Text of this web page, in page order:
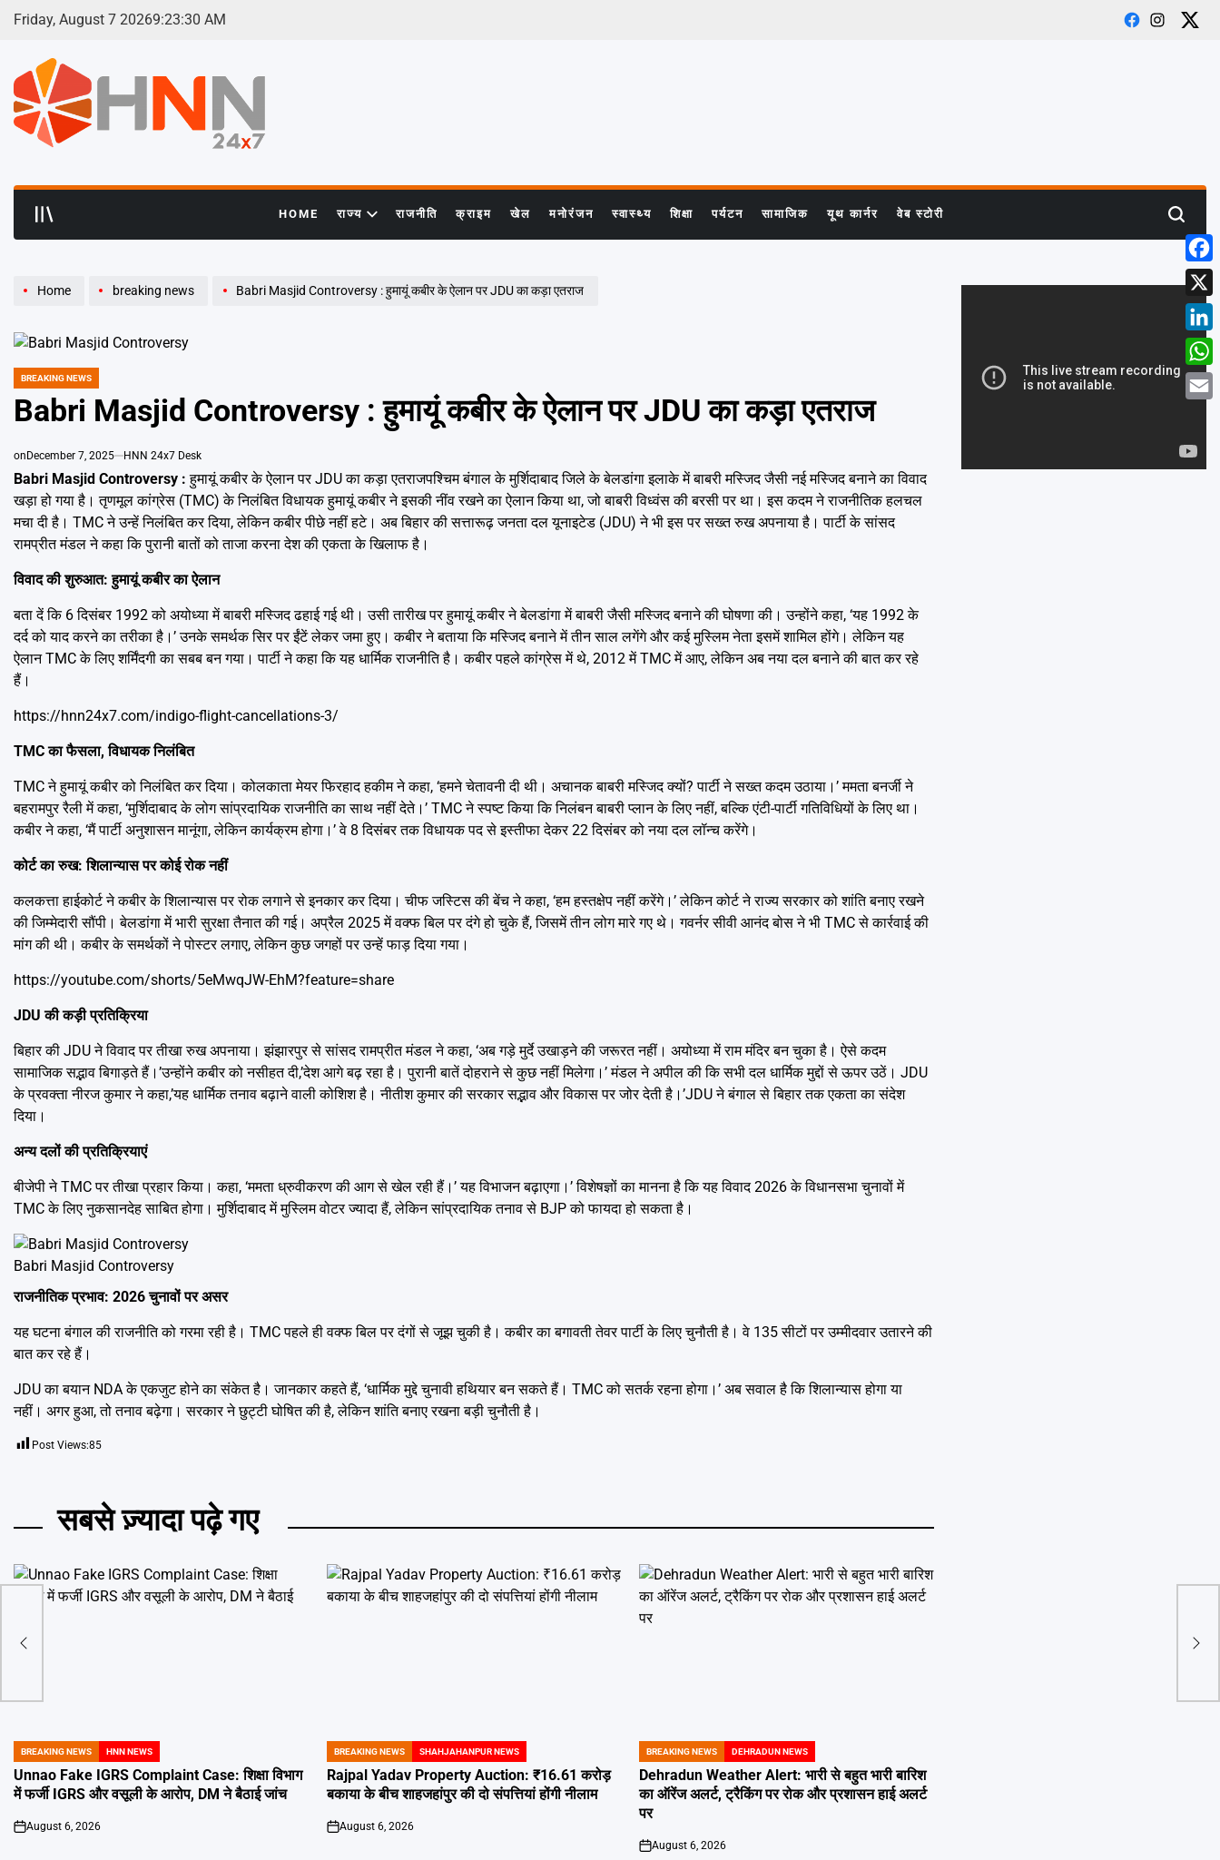
Skip
Friday, August 7 20269:23:31 AM
FacebookX
HOME राज्य राजनीति क्राइम खेल मनोरंजन स्वास्थ्य शिक्षा पर्यटन सामाजिक यूथ कार्नर वेब स्टोरी Search
Home breaking news Babri Masjid Controversy : हुमायूं कबीर के ऐलान पर JDU का कड़ा एतराज
POSTED
BREAKING NEWS
Babri Masjid Controversy : हुमायूं कबीर के ऐलान पर JDU का कड़ा एतराज
onDecember 7, 2025 HNN 24x7 Desk
Babri Masjid Controversy : हुमायूं कबीर के ऐलान पर JDU का कड़ा एतराजपश्चिम बंगाल के मुर्शिदाबाद जिले के बेलडांगा इलाके में बाबरी मस्जिद जैसी नई मस्जिद बनाने का विवाद
खड़ा हो गया है। तृणमूल कांग्रेस (TMC) के निलंबित विधायक हुमायूं कबीर ने इसकी नींव रखने का ऐलान किया था, जो बाबरी विध्वंस की बरसी पर था। इस कदम ने राजनीतिक हलचल
मचा दी है। TMC ने उन्हें निलंबित कर दिया, लेकिन कबीर पीछे नहीं हटे। अब बिहार की सत्तारूढ़ जनता दल यूनाइटेड (JDU) ने भी इस पर सख्त रुख अपनाया है। पार्टी के सांसद
रामप्रीत मंडल ने कहा कि पुरानी बातों को ताजा करना देश की एकता के खिलाफ है।
विवाद की शुरुआत: हुमायूं कबीर का ऐलान
बता दें कि 6 दिसंबर 1992 को अयोध्या में बाबरी मस्जिद ढहाई गई थी। उसी तारीख पर हुमायूं कबीर ने बेलडांगा में बाबरी जैसी मस्जिद बनाने की घोषणा की। उन्होंने कहा, ‘यह 1992 के
दर्द को याद करने का तरीका है।’ उनके समर्थक सिर पर ईंटें लेकर जमा हुए। कबीर ने बताया कि मस्जिद बनाने में तीन साल लगेंगे और कई मुस्लिम नेता इसमें शामिल होंगे। लेकिन यह
ऐलान TMC के लिए शर्मिंदगी का सबब बन गया। पार्टी ने कहा कि यह धार्मिक राजनीति है। कबीर पहले कांग्रेस में थे, 2012 में TMC में आए, लेकिन अब नया दल बनाने की बात कर रहे
हैं।
https://hnn24x7.com/indigo-flight-cancellations-3/
TMC का फैसला, विधायक निलंबित
TMC ने हुमायूं कबीर को निलंबित कर दिया। कोलकाता मेयर फिरहाद हकीम ने कहा, ‘हमने चेतावनी दी थी। अचानक बाबरी मस्जिद क्यों? पार्टी ने सख्त कदम उठाया।’ ममता बनर्जी ने
बहरामपुर रैली में कहा, ‘मुर्शिदाबाद के लोग सांप्रदायिक राजनीति का साथ नहीं देते।’ TMC ने स्पष्ट किया कि निलंबन बाबरी प्लान के लिए नहीं, बल्कि एंटी-पार्टी गतिविधियों के लिए था।
कबीर ने कहा, ‘मैं पार्टी अनुशासन मानूंगा, लेकिन कार्यक्रम होगा।’ वे 8 दिसंबर तक विधायक पद से इस्तीफा देकर 22 दिसंबर को नया दल लॉन्च करेंगे।
कोर्ट का रुख: शिलान्यास पर कोई रोक नहीं
कलकत्ता हाईकोर्ट ने कबीर के शिलान्यास पर रोक लगाने से इनकार कर दिया। चीफ जस्टिस की बेंच ने कहा, ‘हम हस्तक्षेप नहीं करेंगे।’ लेकिन कोर्ट ने राज्य सरकार को शांति बनाए रखने
की जिम्मेदारी सौंपी। बेलडांगा में भारी सुरक्षा तैनात की गई। अप्रैल 2025 में वक्फ बिल पर दंगे हो चुके हैं, जिसमें तीन लोग मारे गए थे। गवर्नर सीवी आनंद बोस ने भी TMC से कार्रवाई की
मांग की थी। कबीर के समर्थकों ने पोस्टर लगाए, लेकिन कुछ जगहों पर उन्हें फाड़ दिया गया।
https://youtube.com/shorts/5eMwqJW-EhM?feature=share
JDU की कड़ी प्रतिक्रिया
बिहार की JDU ने विवाद पर तीखा रुख अपनाया। झंझारपुर से सांसद रामप्रीत मंडल ने कहा, ‘अब गड़े मुर्दे उखाड़ने की जरूरत नहीं। अयोध्या में राम मंदिर बन चुका है। ऐसे कदम
सामाजिक सद्भाव बिगाड़ते हैं।’उन्होंने कबीर को नसीहत दी,’देश आगे बढ़ रहा है। पुरानी बातें दोहराने से कुछ नहीं मिलेगा।’ मंडल ने अपील की कि सभी दल धार्मिक मुद्दों से ऊपर उठें। JDU
के प्रवक्ता नीरज कुमार ने कहा,’यह धार्मिक तनाव बढ़ाने वाली कोशिश है। नीतीश कुमार की सरकार सद्भाव और विकास पर जोर देती है।’JDU ने बंगाल से बिहार तक एकता का संदेश
दिया।
अन्य दलों की प्रतिक्रियाएं
बीजेपी ने TMC पर तीखा प्रहार किया। कहा, ‘ममता ध्रुवीकरण की आग से खेल रही हैं।’ यह विभाजन बढ़ाएगा।’ विशेषज्ञों का मानना है कि यह विवाद 2026 के विधानसभा चुनावों में
TMC के लिए नुकसानदेह साबित होगा। मुर्शिदाबाद में मुस्लिम वोटर ज्यादा हैं, लेकिन सांप्रदायिक तनाव से BJP को फायदा हो सकता है।
Babri Masjid Controversy
राजनीतिक प्रभाव: 2026 चुनावों पर असर
यह घटना बंगाल की राजनीति को गरमा रही है। TMC पहले ही वक्फ बिल पर दंगों से जूझ चुकी है। कबीर का बगावती तेवर पार्टी के लिए चुनौती है। वे 135 सीटों पर उम्मीदवार उतारने की
बात कर रहे हैं।
JDU का बयान NDA के एकजुट होने का संकेत है। जानकार कहते हैं, ‘धार्मिक मुद्दे चुनावी हथियार बन सकते हैं। TMC को सतर्क रहना होगा।’ अब सवाल है कि शिलान्यास होगा या
नहीं। अगर हुआ, तो तनाव बढ़ेगा। सरकार ने छुट्टी घोषित की है, लेकिन शांति बनाए रखना बड़ी चुनौती है।
Post Views:85
सबसे ज़्यादा पढ़े गए
POSTED
IN
BREAKING NEWS HNN NEWS
Unnao Fake IGRS Complaint Case: शिक्षा विभाग
में फर्जी IGRS और वसूली के आरोप, DM ने बैठाई जांच
on
August 6, 2026
POSTED
IN
BREAKING NEWS SHAHJAHANPUR NEWS
Rajpal Yadav Property Auction: ₹16.61 करोड़
बकाया के बीच शाहजहांपुर की दो संपत्तियां होंगी नीलाम
on
August 6, 2026
POSTED
IN
BREAKING NEWS DEHRADUN NEWS
Dehradun Weather Alert: भारी से बहुत भारी बारिश
का ऑरेंज अलर्ट, ट्रैकिंग पर रोक और प्रशासन हाई अलर्ट
पर
on
August 6, 2026
X